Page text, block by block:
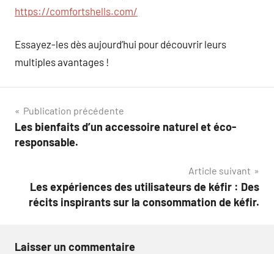
https://comfortshells.com/
Essayez-les dès aujourd’hui pour découvrir leurs
multiples avantages !
Navigation
de
Publication précédente
Les bienfaits d’un accessoire naturel et éco-
responsable.
Article suivant
Les expériences des utilisateurs de kéfir : Des
récits inspirants sur la consommation de kéfir.
Laisser un commentaire